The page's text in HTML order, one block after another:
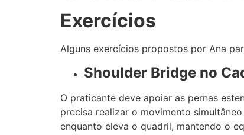
Exercícios
Alguns exercícios propostos por Ana
Shoulder Bridge no
O praticante deve apoiar as pernas
precisa realizar o movimento
enquanto eleva o quadril, mantendo o